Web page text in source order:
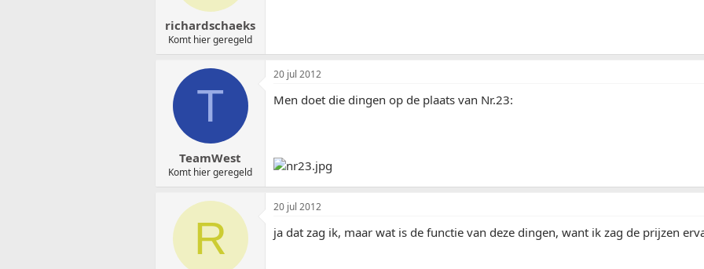
richardschaeks
Komt hier geregeld
T
TeamWest
Komt hier geregeld
20 jul 2012
Men doet die dingen op de plaats van Nr.23:
R
20 jul 2012
ja dat zag ik, maar wat is de functie van deze dingen, want ik zag de prijzen